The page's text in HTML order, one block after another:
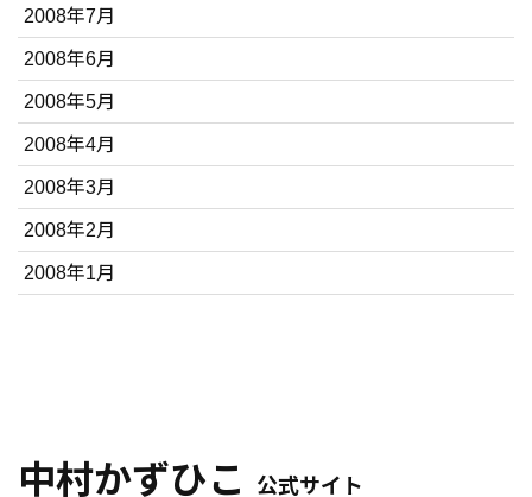
2008年7月
2008年6月
2008年5月
2008年4月
2008年3月
2008年2月
2008年1月
中村かずひこ 公式サイト